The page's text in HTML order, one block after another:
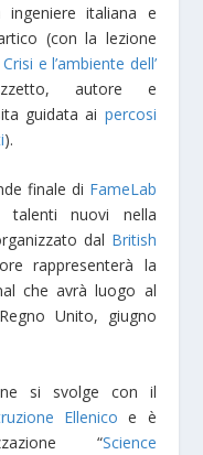
ingeniere italiana e
(con la lezione
Crisi e l’ambiente dell’
autore e
guidata ai percosi
).
finale di FameLab
nuovi nella
dal British
rappresenterà la
che avrà luogo al
Unito, giugno
si svolge con il
Ellenico e è
“Science